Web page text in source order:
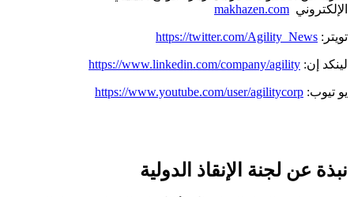
الإلكتروني makhazen.com
تويتر: https://twitter.com/Agility_News
لينكد إن: https://www.linkedin.com/company/agility
يو تيوب: https://www.youtube.com/user/agilitycorp
نبذة عن لجنة الإنقاذ الدولية